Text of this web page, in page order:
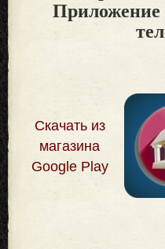
Приложение
Скачать из
магазина
Google Play